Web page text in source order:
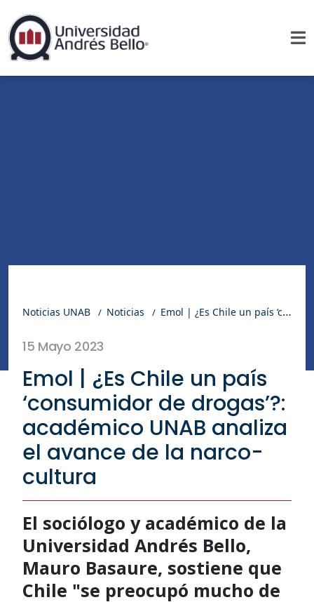
Noticias UNAB Noticias Emol | ¿Es Chile un país ‘consumidor de drogas’?: académico UNAB analiza el avance de la narco-cultura
15 Mayo 2023
Emol | ¿Es Chile un país
‘consumidor de drogas’?:
académico UNAB analiza
el avance de la narco-
cultura
El sociólogo y académico de la
Universidad Andrés Bello,
Mauro Basaure, sostiene que
Chile "se preocupó mucho de